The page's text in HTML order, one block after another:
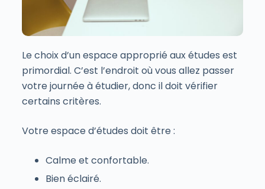
Le choix d’un espace approprié aux études est
primordial. C’est l’endroit où vous allez passer
votre journée à étudier, donc il doit vérifier
certains critères.
Votre espace d’études doit être :
Calme et confortable.
Bien éclairé.